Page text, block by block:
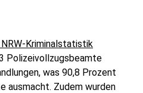
Kriminalstatistik
Polizeivollzugsbeamte
was 90,8 Prozent
ausmacht. Zudem wurden